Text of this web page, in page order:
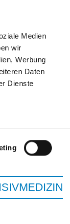
Medien
wir
Werbung
Daten
Dienste